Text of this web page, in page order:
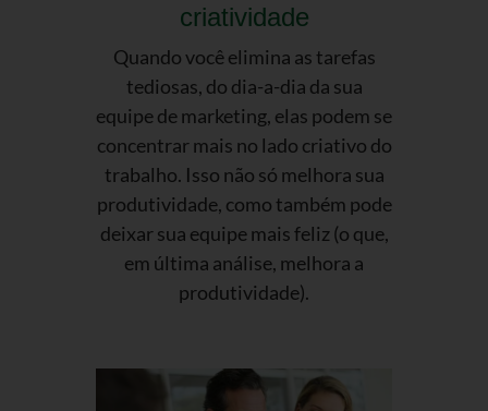
criatividade
Quando você elimina as tarefas
tediosas, do dia-a-dia da sua
equipe de marketing, elas podem se
concentrar mais no lado criativo do
trabalho. Isso não só melhora sua
produtividade, como também pode
deixar sua equipe mais feliz (o que,
em última análise, melhora a
produtividade).